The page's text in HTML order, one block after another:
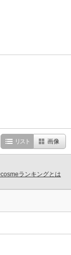
リスト 画像
ランキングとは